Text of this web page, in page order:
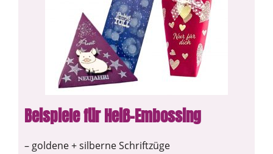
Beispiele für Heiß-Embossing
– goldene + silberne Schriftzüge